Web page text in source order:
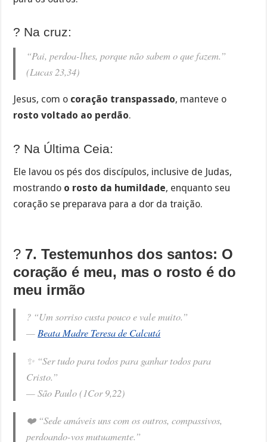
? Na cruz:
“Pai, perdoa-lhes, porque não sabem o que fazem.”
(Lucas 23,34)
Jesus, com o coração transpassado, manteve o
rosto voltado ao perdão.
? Na Última Ceia:
Ele lavou os pés dos discípulos, inclusive de Judas,
mostrando o rosto da humildade, enquanto seu
coração se preparava para a dor da traição.
? 7. Testemunhos dos santos: O
coração é meu, mas o rosto é do
meu irmão
? “Um sorriso custa pouco e vale muito.”
— Beata Madre Teresa de Calcutá
✨ “Ser tudo para todos para ganhar todos para
Cristo.”
—São Paulo (1Cor 9,22)
❤️ “Sede amáveis uns com os outros, compassivos,
perdoando-vos mutuamente.”